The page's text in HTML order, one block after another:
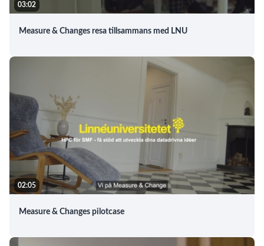
03:02
Measure & Changes resa tillsammans med LNU
02:05
Measure & Changes pilotcase